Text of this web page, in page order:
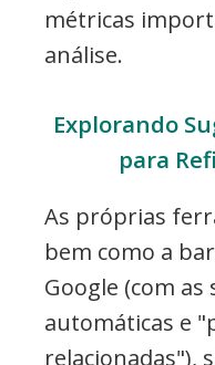
métricas
análise.
Explorando
para
As próprias
bem como a
Google (com as
automáticas e
relacionadas"),